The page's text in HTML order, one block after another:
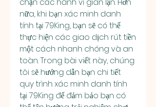
nữa, khi bạn xác minh danh
tính tại 79King, bạn sẽ có thể
thực hiện các giao dịch rút tiền
một cách nhanh chóng và an
toàn. Trong bài viết này, chúng
tôi sẽ hướng dẫn bạn chi tiết
quy trình xác minh danh tính
tại 79King để đảm bảo bạn có